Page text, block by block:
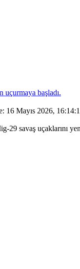
uçurmaya başladı.
: 16 Mayıs 2026,
29 savaş uçaklarını